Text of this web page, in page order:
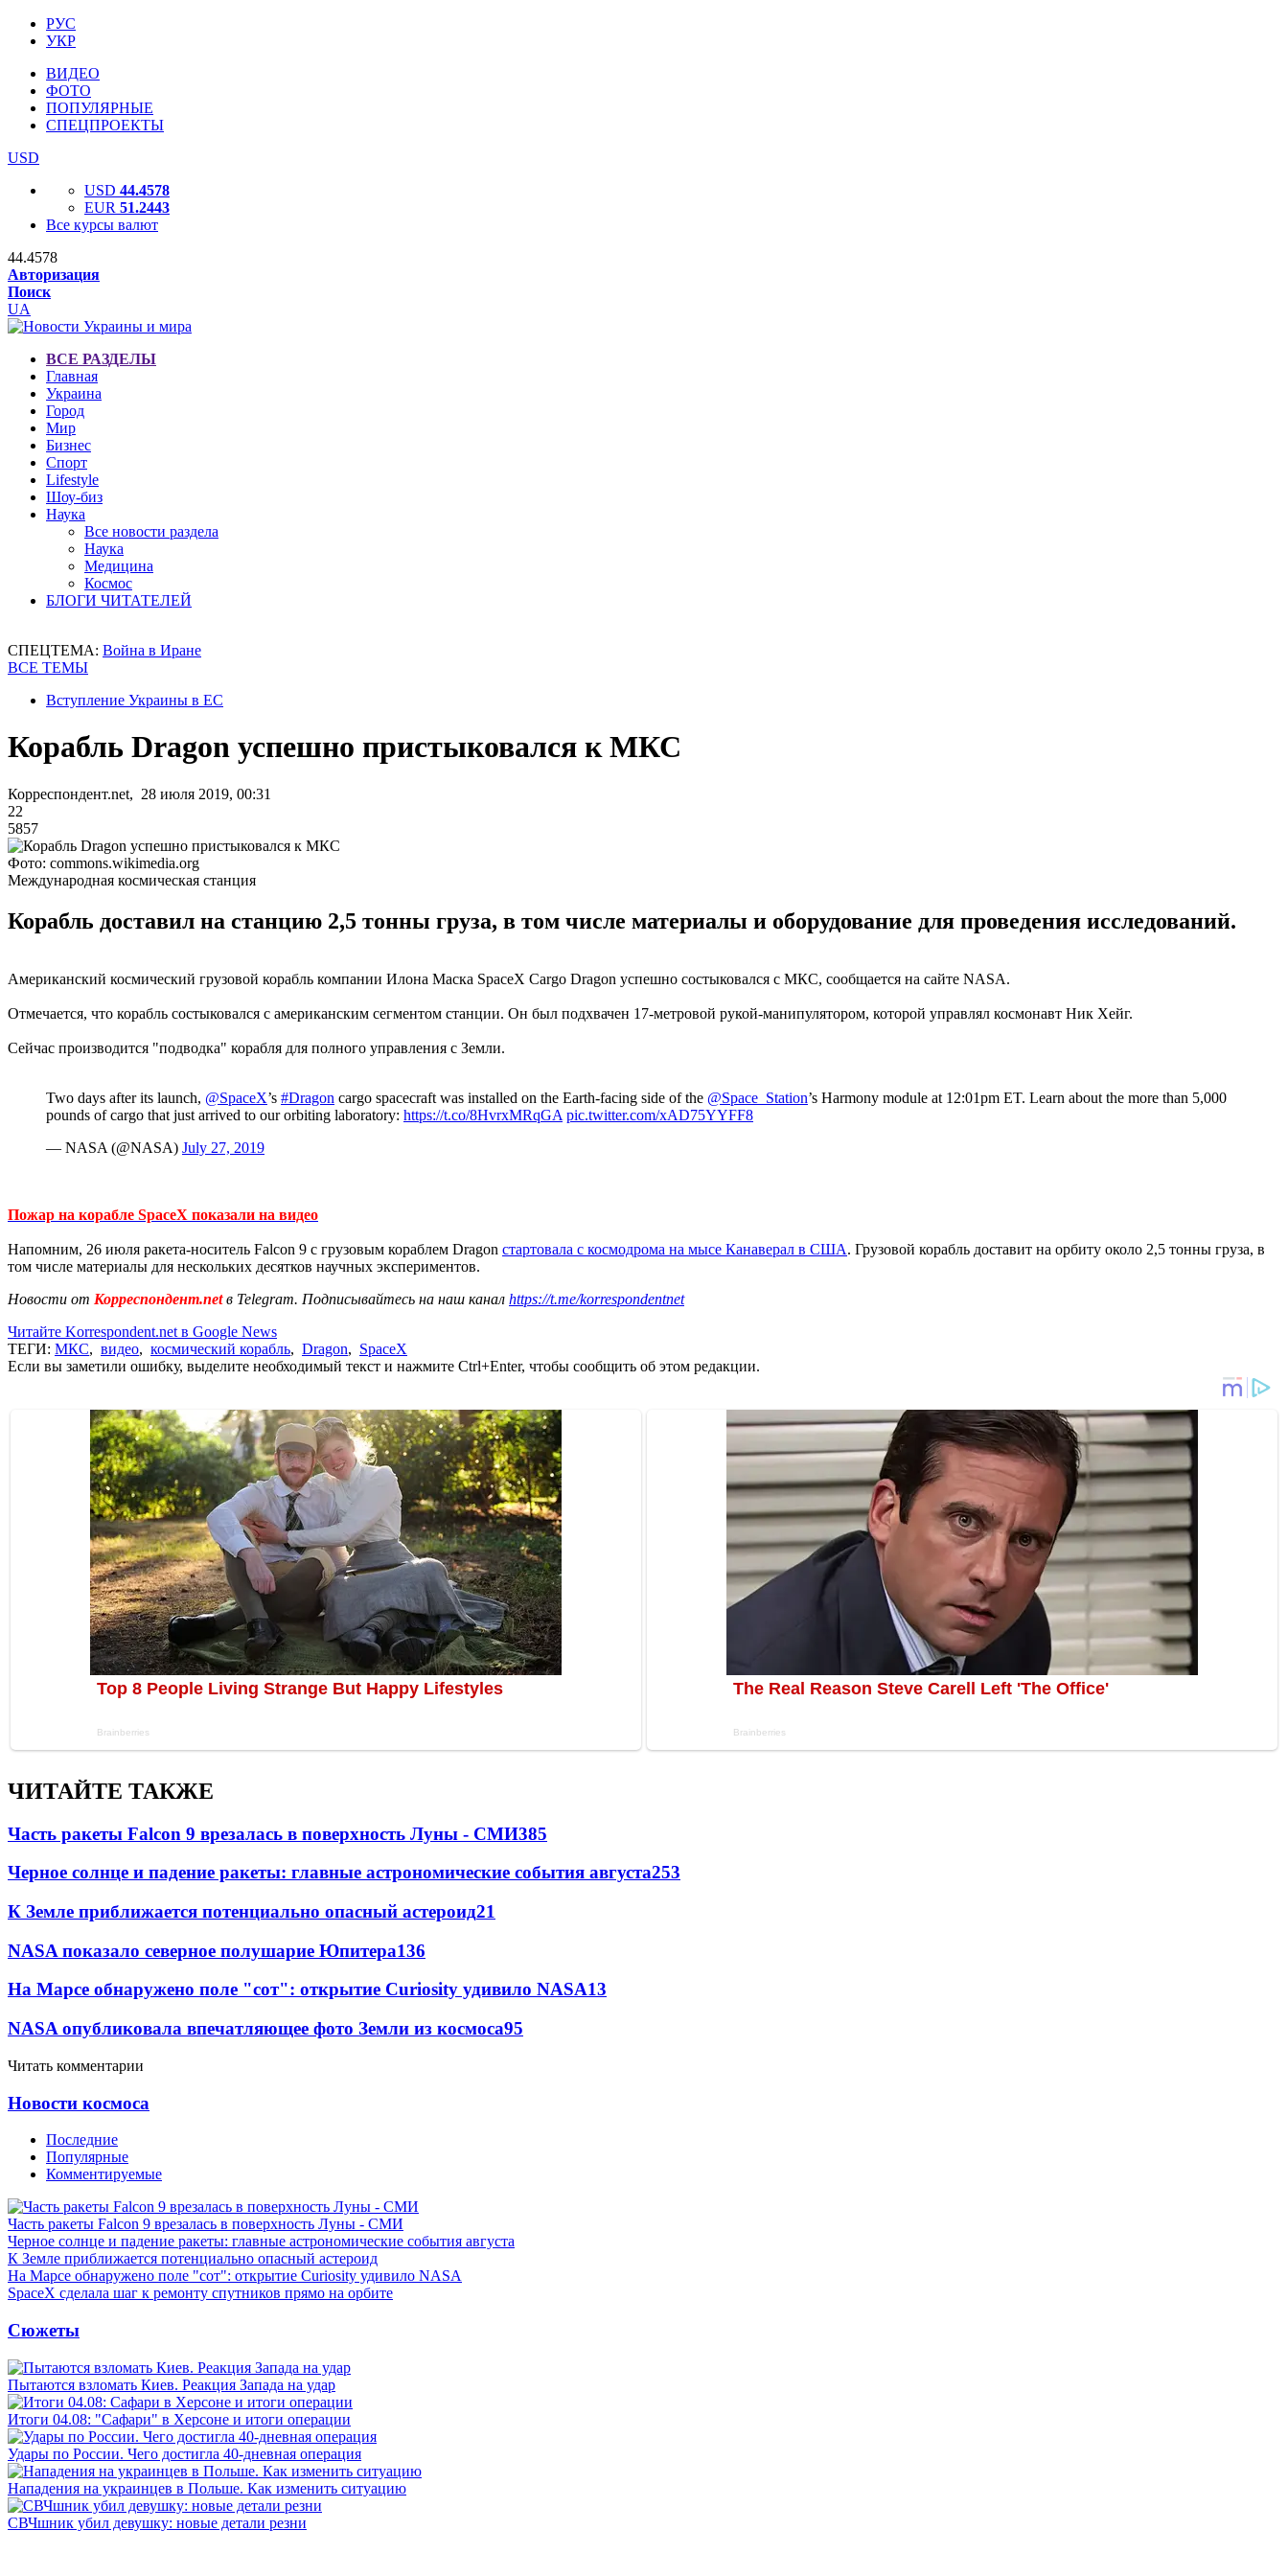
РУС
УКР
ВИДЕО
ФОТО
ПОПУЛЯРНЫЕ
СПЕЦПРОЕКТЫ
USD
USD 44.4578
EUR 51.2443
Все курсы валют
44.4578
Авторизация
Поиск
UA
ВСЕ РАЗДЕЛЫ
Главная
Украина
Город
Мир
Бизнес
Спорт
Lifestyle
Шоу-биз
Наука
Все новости раздела
Наука
Медицина
Космос
БЛОГИ ЧИТАТЕЛЕЙ
СПЕЦТЕМА: Война в Иране
ВСЕ ТЕМЫ
Вступление Украины в ЕС
Корабль Dragon успешно пристыковался к МКС
Корреспондент.net, 28 июля 2019, 00:31
22
5857
Фото: commons.wikimedia.org
Международная космическая станция
Корабль доставил на станцию 2,5 тонны груза, в том числе материалы и оборудование для проведения исследований.
Американский космический грузовой корабль компании Илона Маска SpaceX Cargo Dragon успешно состыковался с МКС, сообщается на сайте NASA.
Отмечается, что корабль состыковался с американским сегментом станции. Он был подхвачен 17-метровой рукой-манипулятором, которой управлял космонавт Ник Хейг.
Сейчас производится "подводка" корабля для полного управления с Земли.
Two days after its launch, @SpaceX’s #Dragon cargo spacecraft was installed on the Earth-facing side of the @Space_Station’s Harmony module at 12:01pm ET. Learn about the more than 5,000
pounds of cargo that just arrived to our orbiting laboratory: https://t.co/8HvrxMRqGA pic.twitter.com/xAD75YYFF8
— NASA (@NASA) July 27, 2019
Пожар на корабле SpaceX показали на видео
Напомним, 26 июля ракета-носитель Falcon 9 с грузовым кораблем Dragon стартовала с космодрома на мысе Канаверал в США. Грузовой корабль доставит на орбиту около 2,5 тонны груза, в
том числе материалы для нескольких десятков научных экспериментов.
Новости от Корреспондент.netв Telegram. Подписывайтесь на наш канал https://t.me/korrespondentnet
Читайте Korrespondent.net в Google News
ТЕГИ: МКС, видео, космический корабль, Dragon, SpaceX
Если вы заметили ошибку, выделите необходимый текст и нажмите Ctrl+Enter, чтобы сообщить об этом редакции.
ЧИТАЙТЕ ТАКЖЕ
Часть ракеты Falcon 9 врезалась в поверхность Луны - СМИ385
Черное солнце и падение ракеты: главные астрономические события августа253
К Земле приближается потенциально опасный астероид21
NASA показало северное полушарие Юпитера136
На Марсе обнаружено поле "сот": открытие Curiosity удивило NASA13
NASA опубликовала впечатляющее фото Земли из космоса95
Читать комментарии
Новости космоса
Последние
Популярные
Комментируемые
Часть ракеты Falcon 9 врезалась в поверхность Луны - СМИ
Черное солнце и падение ракеты: главные астрономические события августа
К Земле приближается потенциально опасный астероид
На Марсе обнаружено поле "сот": открытие Curiosity удивило NASA
SpaceX сделала шаг к ремонту спутников прямо на орбите
Сюжеты
Пытаются взломать Киев. Реакция Запада на удар
Итоги 04.08: "Сафари" в Херсоне и итоги операции
Удары по России. Чего достигла 40-дневная операция
Нападения на украинцев в Польше. Как изменить ситуацию
СВЧшник убил девушку: новые детали резни